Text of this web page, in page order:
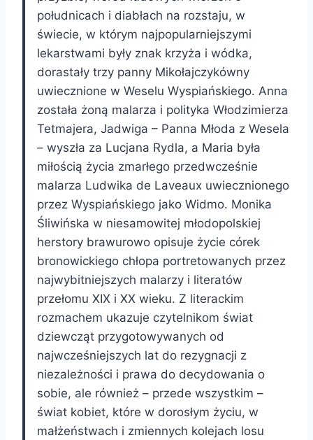
południcach i diabłach na rozstaju, w
świecie, w którym najpopularniejszymi
lekarstwami były znak krzyża i wódka,
dorastały trzy panny Mikołajczykówny
uwiecznione w Weselu Wyspiańskiego. Anna
została żoną malarza i polityka Włodzimierza
Tetmajera, Jadwiga – Panna Młoda z Wesela
– wyszła za Lucjana Rydla, a Maria była
miłością życia zmarłego przedwcześnie
malarza Ludwika de Laveaux uwiecznionego
przez Wyspiańskiego jako Widmo. Monika
Śliwińska w niesamowitej młodopolskiej
herstory brawurowo opisuje życie córek
bronowickiego chłopa portretowanych przez
najwybitniejszych malarzy i literatów
przełomu XIX i XX wieku. Z literackim
rozmachem ukazuje czytelnikom świat
dziewcząt przygotowywanych od
najwcześniejszych lat do rezygnacji z
niezależności i prawa do decydowania o
sobie, ale również – przede wszystkim –
świat kobiet, które w dorosłym życiu, w
małżeństwach i zmiennych kolejach losu